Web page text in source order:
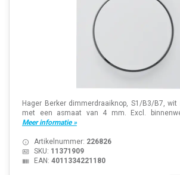
Hager Berker dimmerdraaiknop, S1/B3/B7,
met een asmaat van 4 mm. Excl.
Meer informatie »
Artikelnummer: 226826
SKU: 11371909
EAN: 4011334221180